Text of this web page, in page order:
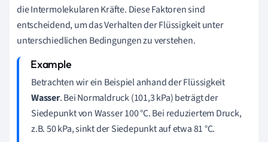
die Intermolekularen Kräfte. Diese Faktoren sind
entscheidend, um das Verhalten der Flüssigkeit unter
unterschiedlichen Bedingungen zu verstehen.
Betrachten wir ein Beispiel anhand der Flüssigkeit
Wasser. Bei Normaldruck (101,3 kPa) beträgt der
Siedepunkt von Wasser 100 °C. Bei reduziertem Druck,
z.B. 50 kPa, sinkt der Siedepunkt auf etwa 81 °C.